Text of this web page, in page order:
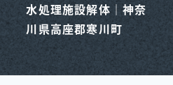
水処理施設解体｜神奈
川県高座郡寒川町